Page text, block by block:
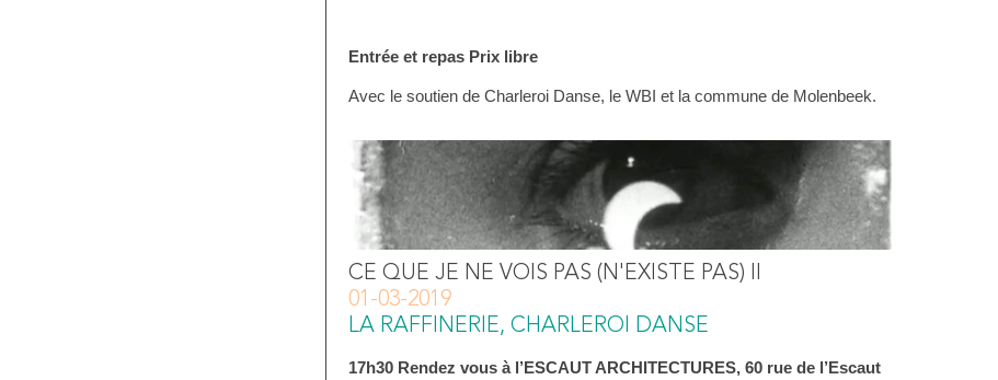
Entrée et repas Prix libre
Avec le soutien de Charleroi Danse, le WBI et la commune de Molenbeek.
CE QUE JE NE VOIS PAS (N'EXISTE PAS) II
01-03-2019
LA RAFFINERIE, CHARLEROI DANSE
17h30 Rendez vous à l’ESCAUT ARCHITECTURES, 60 rue de l’Escaut